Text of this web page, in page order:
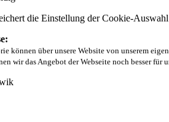
die Einstellung der Cookie-Auswahl
können über unsere Website von unserem
wir das Angebot der Webseite noch besser für